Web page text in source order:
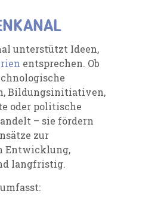
unterstützt Ideen,
entsprechen. Ob
Bildungsinitiativen,
oder politische
– sie fördern
zur
Entwicklung,
langfristig.